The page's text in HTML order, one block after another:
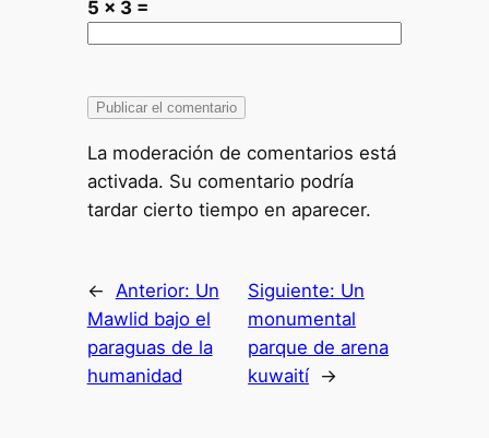
5 × 3 =
La moderación de comentarios está
activada. Su comentario podría
tardar cierto tiempo en aparecer.
← Anterior: Un
Mawlid bajo el
paraguas de la
humanidad
Siguiente: Un
monumental
parque de arena
kuwaití →